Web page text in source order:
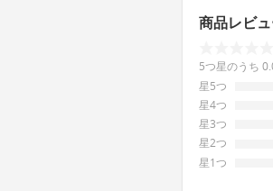
商品レビ
5つ星のうち
星5つ
星4つ
星3つ
星2つ
星1つ